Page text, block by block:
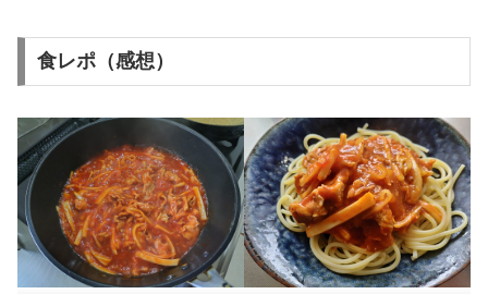
食レポ（感想）